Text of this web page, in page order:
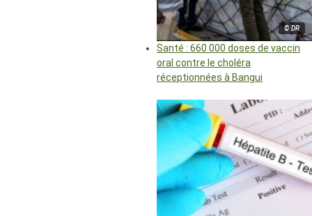
© DR
Santé : 660 000 doses de vaccin
oral contre le choléra
réceptionnées à Bangui